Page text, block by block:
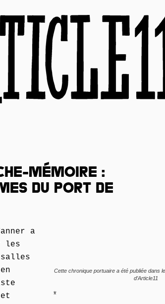
MÉMOIRE :
DU PORT DE
a
les
salles
Cette chronique portuaire a été publiée dans
d’Article11
*